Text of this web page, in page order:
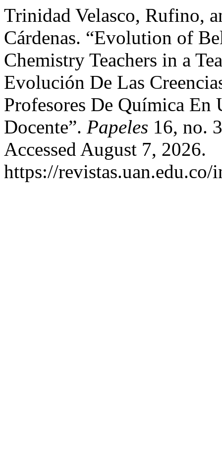
Trinidad Velasco, Rufino,
Cárdenas. “Evolution of
Chemistry Teachers in a
Evolución De Las
Profesores De Química En
Docente”. Papeles 16, no.
Accessed August 7, 2026.
https://